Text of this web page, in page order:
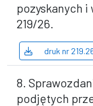
pozyskanych i
219/26.
druk nr
8.
podjętych